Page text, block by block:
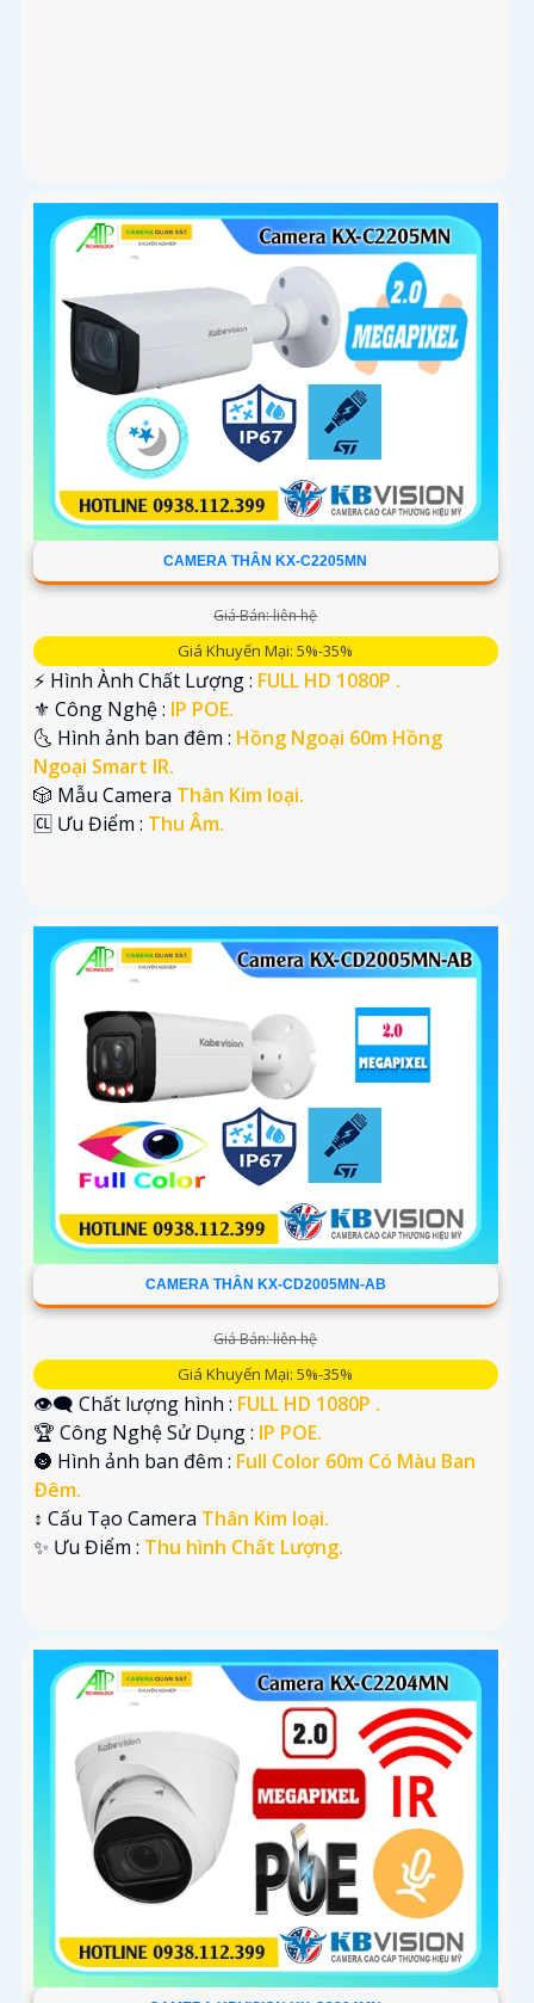
CAMERA THÂN KX-C2205MN
Giá Bán: liên hệ
Giá Khuyến Mại: 5%-35%
️⚡ Hình Ành Chất Lượng : FULL HD 1080P .
⚜️ Công Nghệ : IP POE.
🌜 Hình ảnh ban đêm : Hồng Ngoại 60m Hồng
Ngoại Smart IR.
🎲 Mẫu Camera Thân Kim loại.
️🆑 Ưu Điểm : Thu Âm.
CAMERA THÂN KX-CD2005MN-AB
Giá Bán: liên hệ
Giá Khuyến Mại: 5%-35%
👁️‍🗨 Chất lượng hình : FULL HD 1080P .
🏆 Công Nghệ Sử Dụng : IP POE.
🌚 Hình ảnh ban đêm : Full Color 60m Có Màu Ban
Ðêm.
↕️ Cấu Tạo Camera Thân Kim loại.
️✨ Ưu Điểm : Thu hình Chất Lượng.